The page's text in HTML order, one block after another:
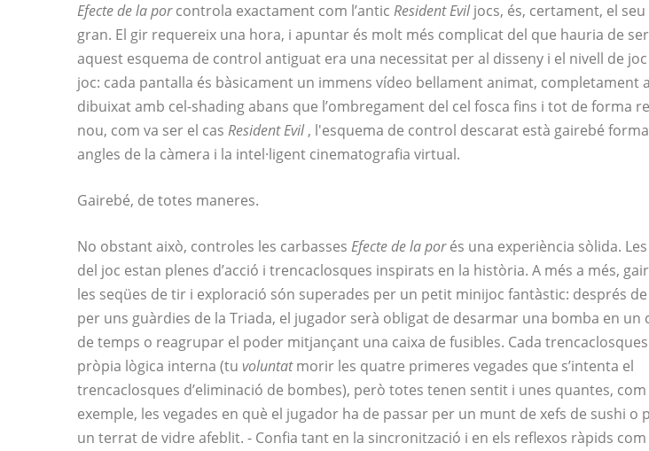
Efecte de la porcontrola exactament com l’antic Resident Eviljocs, és, certament, el
gran. El gir requereix una hora, i apuntar és molt més complicat del que hauria de
aquest esquema de control antiguat era una necessitat per al disseny i el nivell de
joc: cada pantalla és bàsicament un immens vídeo bellament animat, completament
dibuixat amb cel-shading abans que l’ombregament del cel fosca fins i tot de forma
nou, com va ser el cas Resident Evil, l'esquema de control descarat està gairebé
angles de la càmera i la intel·ligent cinematografia virtual.
Gairebé, de totes maneres.
No obstant això, controles les carbasses Efecte de la porés una experiència sòlida.
del joc estan plenes d’acció i trencaclosques inspirats en la història. A més a més,
les seqües de tir i exploració són superades per un petit minijoc fantàstic: després
per uns guàrdies de la Triada, el jugador serà obligat de desarmar una bomba en un
de temps o reagrupar el poder mitjançant una caixa de fusibles. Cada
pròpia lògica interna (tu voluntatmorir les quatre primeres vegades que s’intenta el
trencaclosques d’eliminació de bombes), però totes tenen sentit i unes quantes,
exemple, les vegades en què el jugador ha de passar per un munt de xefs de sushi o
un terrat de vidre afeblit. - Confia tant en la sincronització i en els reflexos ràpids com